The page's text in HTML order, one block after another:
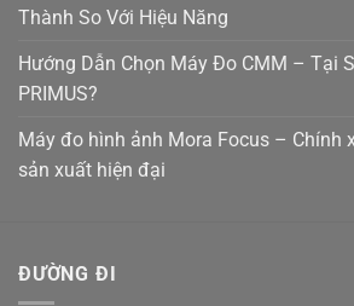
Thành So Với Hiệu Năng
Hướng Dẫn Chọn Máy Đo CMM – Tại
PRIMUS?
Máy đo hình ảnh Mora Focus – Chính
sản xuất hiện đại
ĐƯỜNG ĐI